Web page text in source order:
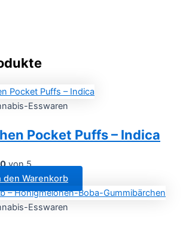
Esswaren
Pocket Puffs – Indica
0von 5
den Warenkorb
Esswaren